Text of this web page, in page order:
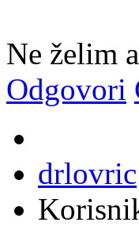
Ne želim
Odgovori
drlovric